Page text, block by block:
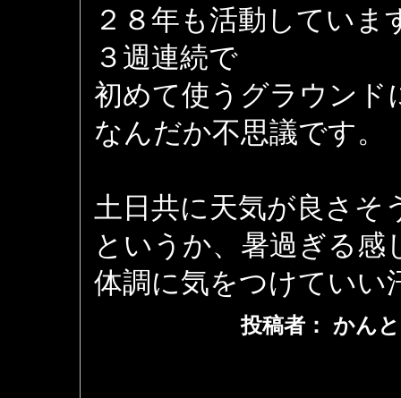
２８年も活動していま
３週連続で
初めて使うグラウンド
なんだか不思議です。
土日共に天気が良さそ
というか、暑過ぎる感
体調に気をつけていい
投稿者： かん